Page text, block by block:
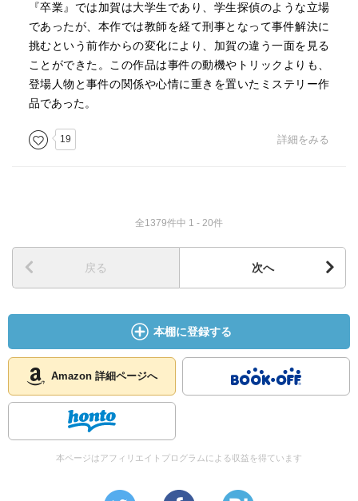
癖だし、他人との実力差を客観的に捉えているものなん
だ。自分より優れた者がいる時に、その者をおしのけて自
分が踊るなんてことは本能的にないんだよ。役が欲しい時
には実力で奪う、それしかないね。傍目には優雅だけど、
なかなか生存競争は厳しいんだぜ」
p297
ることになるのです。どちらにとっても、不幸なマラソン
すべてはあの夜が始まりだった。
あの日のレッスン後、未緒は亜希子から自主練習をしない
かと誘われた。
二人はとりあえず食事に出かけた。そしてそのあとで稽古
場に戻ったのだ。
問題はここだった。
前後の状況を考えると、どうやら風間はずっと二人の行動
未緒は買い物を済ませて帰ってくると、玄関の鍵を開けて
『卒業』では加賀は大学生であり、学生探偵のような立場
であったが、本作では教師を経て刑事となって事件解決に
挑むという前作からの変化により、加賀の違う一面を見る
ことができた。この作品は事件の動機やトリックよりも、
登場人物と事件の関係や心情に重きを置いたミステリー作
品であった。
19 詳細をみる
全1379件中 1 - 20件
戻る 次へ
本棚に登録する
Amazon 詳細ページへ
本ページはアフィリエイトプログラムによる収益を得ています